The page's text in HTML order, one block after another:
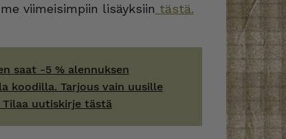
viimeisimpiin lisäyksiin tästä.
saat -5 % alennuksen
koodilla. Tarjous vain uusille
uutiskirje tästä